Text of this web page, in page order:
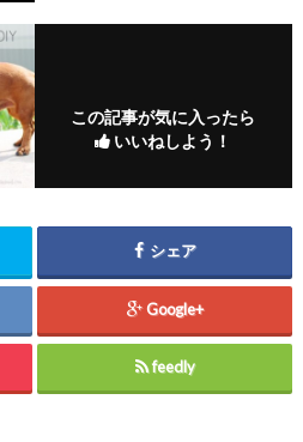
この記事が気に入ったら
いいねしよう！
シェア
Google+
feedly